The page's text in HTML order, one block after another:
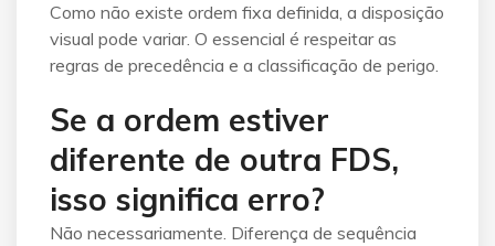
Como não existe ordem fixa definida, a disposição
visual pode variar. O essencial é respeitar as
regras de precedência e a classificação de perigo.
Se a ordem estiver
diferente de outra FDS,
isso significa erro?
Não necessariamente. Diferença de sequência